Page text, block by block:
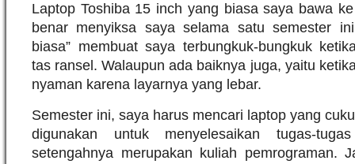
Laptop Toshiba 15 inch yang biasa saya bawa
benar menyiksa saya selama satu semester
biasa” membuat saya terbungkuk-bungkuk
tas ransel. Walaupun ada baiknya juga, yaitu
nyaman karena layarnya yang lebar.
Semester ini, saya harus mencari laptop yang
digunakan untuk menyelesaikan tugas-
setengahnya merupakan kuliah pemrograman.